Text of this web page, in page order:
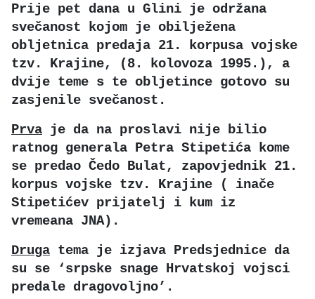
Prije pet dana u Glini je održana
svečanost kojom je obilježena
obljetnica predaja 21. korpusa vojske
tzv. Krajine, (8. kolovoza 1995.), a
dvije teme s te obljetince gotovo su
zasjenile svečanost.
Prva je da na proslavi nije bilio
ratnog generala Petra Stipetića kome
se predao Čedo Bulat, zapovjednik 21.
korpus vojske tzv. Krajine ( inače
Stipetićev prijatelj i kum iz
vremeana JNA).
Druga tema je izjava Predsjednice da
su se ‘srpske snage Hrvatskoj vojsci
predale dragovoljno’.